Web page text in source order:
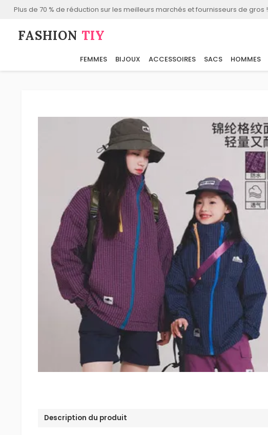
Plus de 70 % de réduction sur les meilleurs marchés et fournisseurs de gros !
FASHION⁠ TIY
FEMMES BIJOUX ACCESSOIRES SACS HOMMES
Description du produit